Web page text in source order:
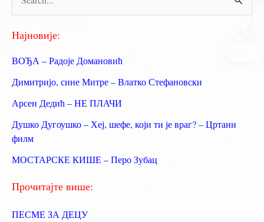
е
р
а
г
а
з
а
:
Најновије:
ВОЂА – Радоје Домановић
Димитријо, сине Митре – Влатко Стефановски
Арсен Дедић – НЕ ПЛАЧИ
Душко Дугоушко – Хеј, шефе, који ти је враг? – Цртани
филм
МОСТАРСКЕ КИШЕ – Перо Зубац
Прочитајте више:
ПЕСМЕ ЗА ДЕЦУ